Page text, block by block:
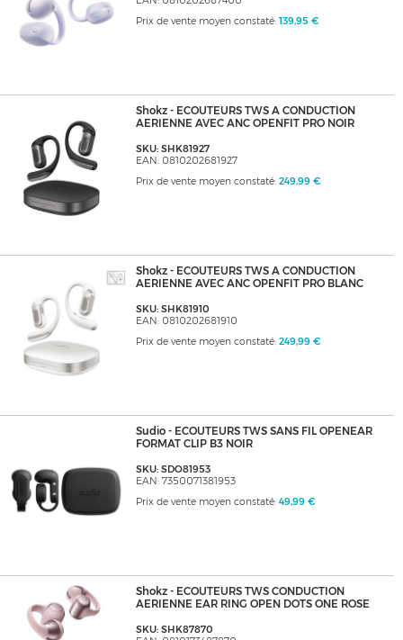
Prix de vente moyen constaté: 139,95 €
Shokz - ECOUTEURS TWS A CONDUCTION
AERIENNE AVEC ANC OPENFIT PRO NOIR
SKU: SHK81927
EAN: 0810202681927
Prix de vente moyen constaté: 249,99 €
Shokz - ECOUTEURS TWS A CONDUCTION
AERIENNE AVEC ANC OPENFIT PRO BLANC
SKU: SHK81910
EAN: 0810202681910
Prix de vente moyen constaté: 249,99 €
Sudio - ECOUTEURS TWS SANS FIL OPENEAR
FORMAT CLIP B3 NOIR
SKU: SDO81953
EAN: 7350071381953
Prix de vente moyen constaté: 49,99 €
Shokz - ECOUTEURS TWS CONDUCTION
AERIENNE EAR RING OPEN DOTS ONE ROSE
SKU: SHK87870